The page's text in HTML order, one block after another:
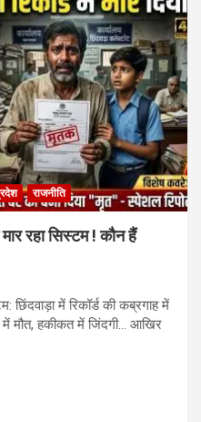
राजनीति
मार रहा सिस्टम ! कौन हैं
छिंदवाड़ा में रिकॉर्ड की कब्रगाह में
में मौत, हकीकत में जिंदगी… आखिर